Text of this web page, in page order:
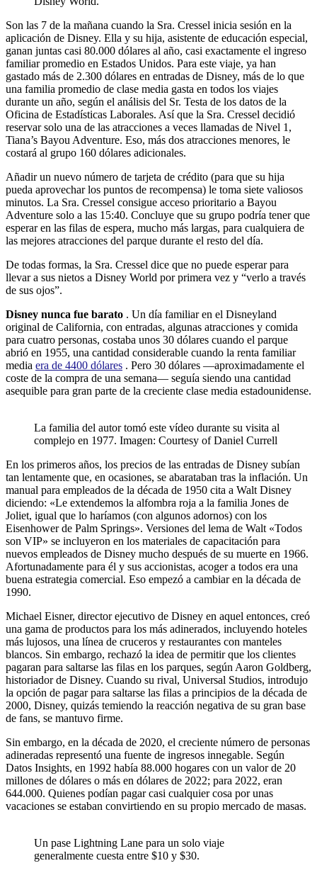
Son las 7 de la mañana cuando la Sra. Cressel inicia sesión en la
aplicación de Disney. Ella y su hija, asistente de educación especial,
ganan juntas casi 80.000 dólares al año, casi exactamente el ingreso
familiar promedio en Estados Unidos. Para este viaje, ya han
gastado más de 2.300 dólares en entradas de Disney, más de lo que
una familia promedio de clase media gasta en todos los viajes
durante un año, según el análisis del Sr. Testa de los datos de la
Oficina de Estadísticas Laborales. Así que la Sra. Cressel decidió
reservar solo una de las atracciones a veces llamadas de Nivel 1,
Tiana’s Bayou Adventure. Eso, más dos atracciones menores, le
costará al grupo 160 dólares adicionales.
Añadir un nuevo número de tarjeta de crédito (para que su hija
pueda aprovechar los puntos de recompensa) le toma siete valiosos
minutos. La Sra. Cressel consigue acceso prioritario a Bayou
Adventure solo a las 15:40. Concluye que su grupo podría tener que
esperar en las filas de espera, mucho más largas, para cualquiera de
las mejores atracciones del parque durante el resto del día.
De todas formas, la Sra. Cressel dice que no puede esperar para
llevar a sus nietos a Disney World por primera vez y “verlo a través
de sus ojos”.
Disney nunca fue barato . Un día familiar en el Disneyland
original de California, con entradas, algunas atracciones y comida
para cuatro personas, costaba unos 30 dólares cuando el parque
abrió en 1955, una cantidad considerable cuando la renta familiar
media era de 4400 dólares . Pero 30 dólares —aproximadamente el
coste de la compra de una semana— seguía siendo una cantidad
asequible para gran parte de la creciente clase media estadounidense.
La familia del autor tomó este vídeo durante su visita al
complejo en 1977. Imagen: Courtesy of Daniel Currell
En los primeros años, los precios de las entradas de Disney subían
tan lentamente que, en ocasiones, se abarataban tras la inflación. Un
manual para empleados de la década de 1950 cita a Walt Disney
diciendo: «Le extendemos la alfombra roja a la familia Jones de
Joliet, igual que lo haríamos (con algunos adornos) con los
Eisenhower de Palm Springs». Versiones del lema de Walt «Todos
son VIP» se incluyeron en los materiales de capacitación para
nuevos empleados de Disney mucho después de su muerte en 1966.
Afortunadamente para él y sus accionistas, acoger a todos era una
buena estrategia comercial. Eso empezó a cambiar en la década de
1990.
Michael Eisner, director ejecutivo de Disney en aquel entonces, creó
una gama de productos para los más adinerados, incluyendo hoteles
más lujosos, una línea de cruceros y restaurantes con manteles
blancos. Sin embargo, rechazó la idea de permitir que los clientes
pagaran para saltarse las filas en los parques, según Aaron Goldberg,
historiador de Disney. Cuando su rival, Universal Studios, introdujo
la opción de pagar para saltarse las filas a principios de la década de
2000, Disney, quizás temiendo la reacción negativa de su gran base
de fans, se mantuvo firme.
Sin embargo, en la década de 2020, el creciente número de personas
adineradas representó una fuente de ingresos innegable. Según
Datos Insights, en 1992 había 88.000 hogares con un valor de 20
millones de dólares o más en dólares de 2022; para 2022, eran
644.000. Quienes podían pagar casi cualquier cosa por unas
vacaciones se estaban convirtiendo en su propio mercado de masas.
Un pase Lightning Lane para un solo viaje
generalmente cuesta entre $10 y $30.